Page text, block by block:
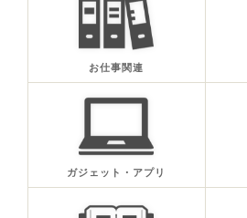
お仕事関連
ガジェット・アプリ